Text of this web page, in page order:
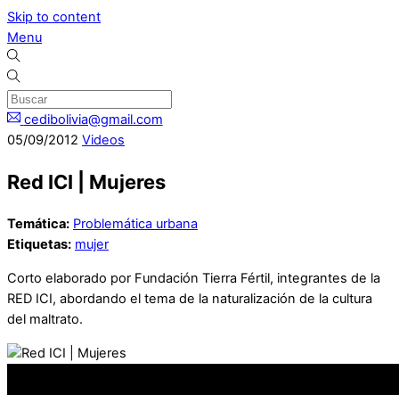
Skip to content
Menu
cedibolivia@gmail.com
05/09/2012 Videos
Red ICI | Mujeres
Temática: Problemática urbana
Etiquetas: mujer
Corto elaborado por Fundación Tierra Fértil, integrantes de la
RED ICI, abordando el tema de la naturalización de la cultura
del maltrato.